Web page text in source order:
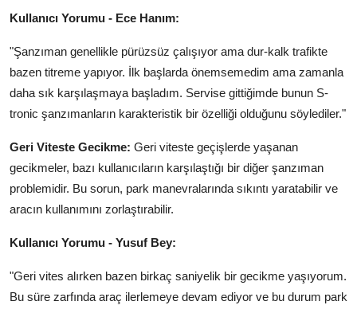
Kullanıcı Yorumu - Ece Hanım:
"Şanzıman genellikle pürüzsüz çalışıyor ama dur-kalk trafikte
bazen titreme yapıyor. İlk başlarda önemsemedim ama zamanla
daha sık karşılaşmaya başladım. Servise gittiğimde bunun S-
tronic şanzımanların karakteristik bir özelliği olduğunu söylediler."
Geri Viteste Gecikme: Geri viteste geçişlerde yaşanan
gecikmeler, bazı kullanıcıların karşılaştığı bir diğer şanzıman
problemidir. Bu sorun, park manevralarında sıkıntı yaratabilir ve
aracın kullanımını zorlaştırabilir.
Kullanıcı Yorumu - Yusuf Bey:
"Geri vites alırken bazen birkaç saniyelik bir gecikme yaşıyorum.
Bu süre zarfında araç ilerlemeye devam ediyor ve bu durum park